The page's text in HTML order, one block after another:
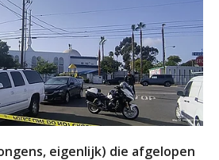
eigenlijk) die afgelopen